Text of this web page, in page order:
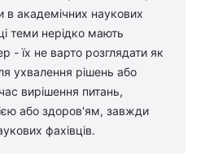
академічних наукових
теми нерідко мають
- їх не варто розглядати як
ухвалення рішень або
вирішення питань,
або здоров'ям, завжди
фахівців.